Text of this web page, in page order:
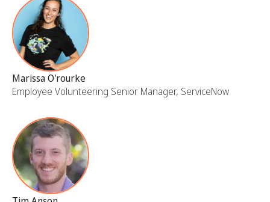
Marissa O'rourke
Employee Volunteering Senior Manager, ServiceNow